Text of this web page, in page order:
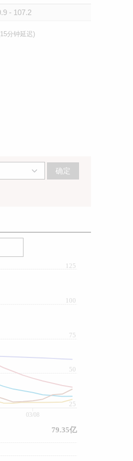
- 107.2
分钟延迟)
确定
25
50
75
100
125
03/08
79.35亿